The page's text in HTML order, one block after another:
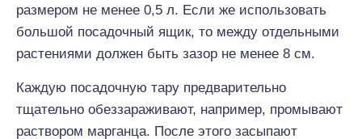
размером не менее 0,5 л. Если же использовать
большой посадочный ящик, то между отдельными
растениями должен быть зазор не менее 8 см.
Каждую посадочную тару предварительно
тщательно обеззараживают, например, промывают
раствором марганца. После этого засыпают